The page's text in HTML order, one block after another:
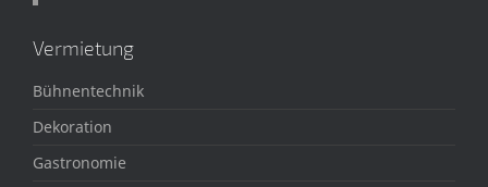
Vermietung
Bühnentechnik
Dekoration
Gastronomie